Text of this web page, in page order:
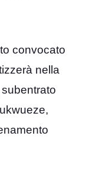
convocato
nella